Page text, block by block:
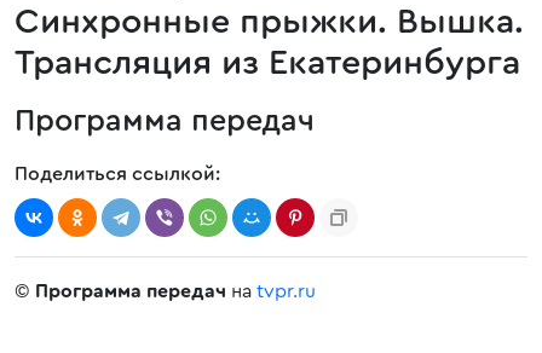
Синхронные прыжки. Вышка.
Трансляция из Екатеринбурга
Программа передач
Поделиться ссылкой:
© Программа передач на tvpr.ru